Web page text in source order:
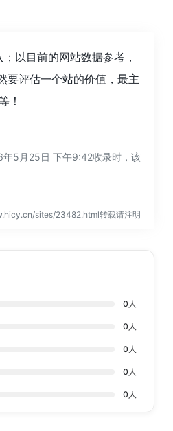
；以目前的网站数据参考，
要评估一个站的价值，最主
！
年5月25日 下午9:42收录时，该
sites/23482.html转载请注明
0 人
0 人
0 人
0 人
0 人